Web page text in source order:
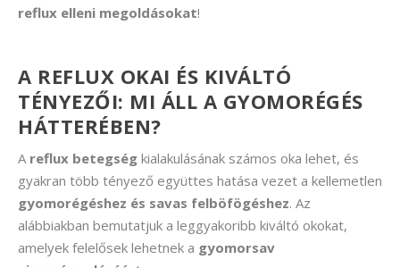
reflux elleni megoldásokat!
A REFLUX OKAI ÉS KIVÁLTÓ
TÉNYEZŐI: MI ÁLL A GYOMORÉGÉS
HÁTTERÉBEN?
A reflux betegség kialakulásának számos oka lehet, és
gyakran több tényező együttes hatása vezet a kellemetlen
gyomorégéshez és savas felböfögéshez. Az
alábbiakban bemutatjuk a leggyakoribb kiváltó okokat,
amelyek felelősek lehetnek a gyomorsav